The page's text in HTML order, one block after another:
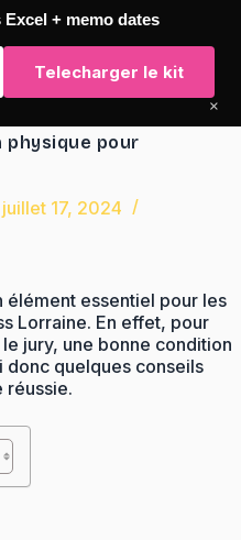
physique pour
juillet 17, 2024
élément essentiel pour les
Lorraine. En effet, pour
jury, une bonne condition
donc quelques conseils
réussie.
Excel + memo dates
Telecharger le kit
×